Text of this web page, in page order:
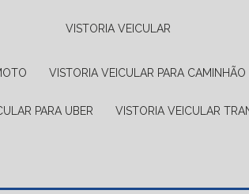
VISTORIA VEICULAR
VISTORIA VEICULAR PARA CAMINHÃO
PARA UBER VISTORIA VEICULAR